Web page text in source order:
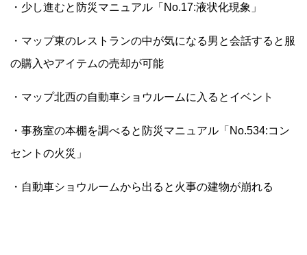
・少し進むと防災マニュアル「No.17:液状化現象」
・マップ東のレストランの中が気になる男と会話すると服
の購入やアイテムの売却が可能
・マップ北西の自動車ショウルームに入るとイベント
・事務室の本棚を調べると防災マニュアル「No.534:コン
セントの火災」
・自動車ショウルームから出ると火事の建物が崩れる